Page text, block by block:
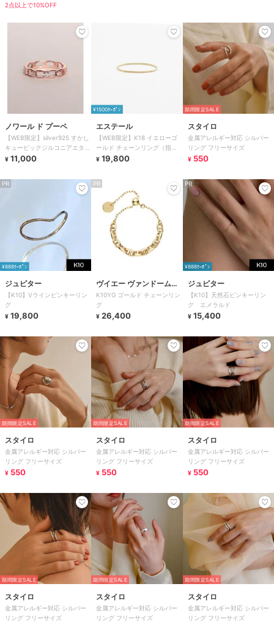
2点以上で10%OFF
ノワール ド プーペ
【WEB限定】silver925 すかし
キュービックジルコニアエタニ
ティリング
¥ 11,000
¥1500ｸｰﾎﾟﾝ
エステール
【WEB限定】K18 イエローゴ
ールド チェーンリング（指
輪）※ピンキーサイズあり
¥ 19,800
期間限定SALE
スタイロ
金属アレルギー対応 シルバー
リング フリーサイズ
¥ 550
PR
¥888ｸｰﾎﾟﾝ
ジュピター
【K10】Vラインピンキーリン
グ
¥ 19,800
PR
ヴイエー ヴァンドーム青
山
K10YG ゴールド チェーンリン
グ
¥ 26,400
PR
¥888ｸｰﾎﾟﾝ
ジュピター
【K10】天然石ピンキーリン
グ エメラルド
¥ 15,400
期間限定SALE
スタイロ
金属アレルギー対応 シルバー
リング フリーサイズ
¥ 550
期間限定SALE
スタイロ
金属アレルギー対応 シルバー
リング フリーサイズ
¥ 550
期間限定SALE
スタイロ
金属アレルギー対応 シルバー
リング フリーサイズ
¥ 550
期間限定SALE
スタイロ
金属アレルギー対応 シルバー
リング フリーサイズ
期間限定SALE
スタイロ
金属アレルギー対応 シルバー
リング フリーサイズ
期間限定SALE
スタイロ
金属アレルギー対応 シルバー
リング フリーサイズ